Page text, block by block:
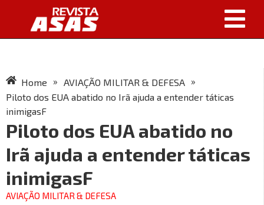
Home » AVIAÇÃO MILITAR & DEFESA »
Piloto dos EUA abatido no Irã ajuda a entender táticas
inimigasF
Piloto dos EUA abatido no
Irã ajuda a entender táticas
inimigasF
AVIAÇÃO MILITAR & DEFESA